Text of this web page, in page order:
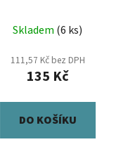
Skladem (6 ks)
111,57 Kč bez DPH
135 Kč
DO KOŠÍKU